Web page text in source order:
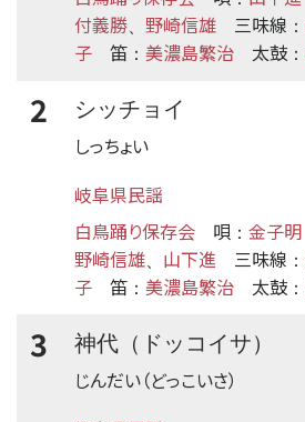
付義勝
野崎信雄 三味線 ：
子
笛 ： 美濃島繁治 太鼓 ：
2
シッチョイ
しっちょい
岐阜県民謡
白鳥踊り保存会
唄 ： 金子明
野崎信雄 山下進 三味線 ：
子
笛 ： 美濃島繁治 太鼓 ：
3
神代（ドッコイサ）
じんだい（どっこいさ）